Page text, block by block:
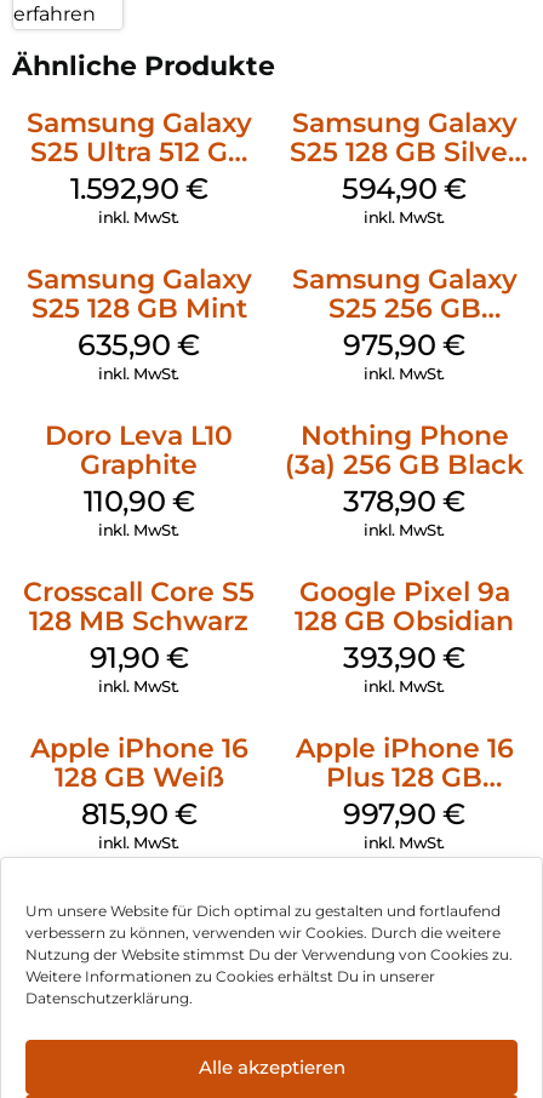
Um unsere Website für Dich optimal zu gestalten und fortlaufend
verbessern zu können, verwenden wir Cookies. Durch die weitere
Nutzung der Website stimmst Du der Verwendung von Cookies zu.
Weitere Informationen zu Cookies erhältst Du in unserer
Datenschutzerklärung.
Alle akzeptieren
erfahren
Ähnliche Produkte
Samsung Galaxy
S25 Ultra 512 GB
Titanium
Silverblue
1.592,90 €
inkl. MwSt.
Samsung Galaxy
S25 128 GB Silver
Shadow
594,90€
inkl. MwSt.
Samsung Galaxy
S25 128 GB Mint
635,90€
inkl. MwSt.
Samsung Galaxy
S25 256 GB
Icyblue
975,90€
inkl. MwSt.
Doro Leva L10
Graphite
110,90 €
inkl. MwSt.
Nothing Phone
(3a) 256 GB Black
378,90€
inkl. MwSt.
Crosscall Core S5
128 MB Schwarz
91,90 €
inkl. MwSt.
Google Pixel 9a
128 GB Obsidian
393,90€
inkl. MwSt.
Apple iPhone 16
128 GB Weiß
815,90 €
inkl. MwSt.
Apple iPhone 16
Plus 128 GB
Schwarz
997,90€
inkl. MwSt.
Impressum